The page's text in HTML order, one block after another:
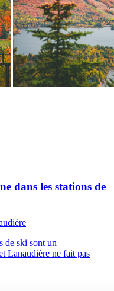
dans les stations de
de ski sont un
Lanaudière ne fait pas